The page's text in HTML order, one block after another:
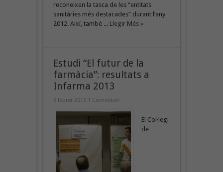
reconeixen la tasca de les “entitats
sanitàries més destacades” durant l’any
2012. Així, també ... Llegir Més »
Estudi “El futur de la
farmàcia”: resultats a
Infarma 2013
6 febrer 2013 1 Comentari
El Col·legi
de